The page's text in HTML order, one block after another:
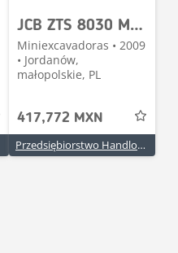
JCB ZTS 8030 Minikoparka
Miniexcavadoras • 2009
• Jordanów,
małopolskie, PL
417,772 MXN
Przedsiębiorstwo Handlowo-Usługowe IMPORT-EXPORT Jadwiga Solowska